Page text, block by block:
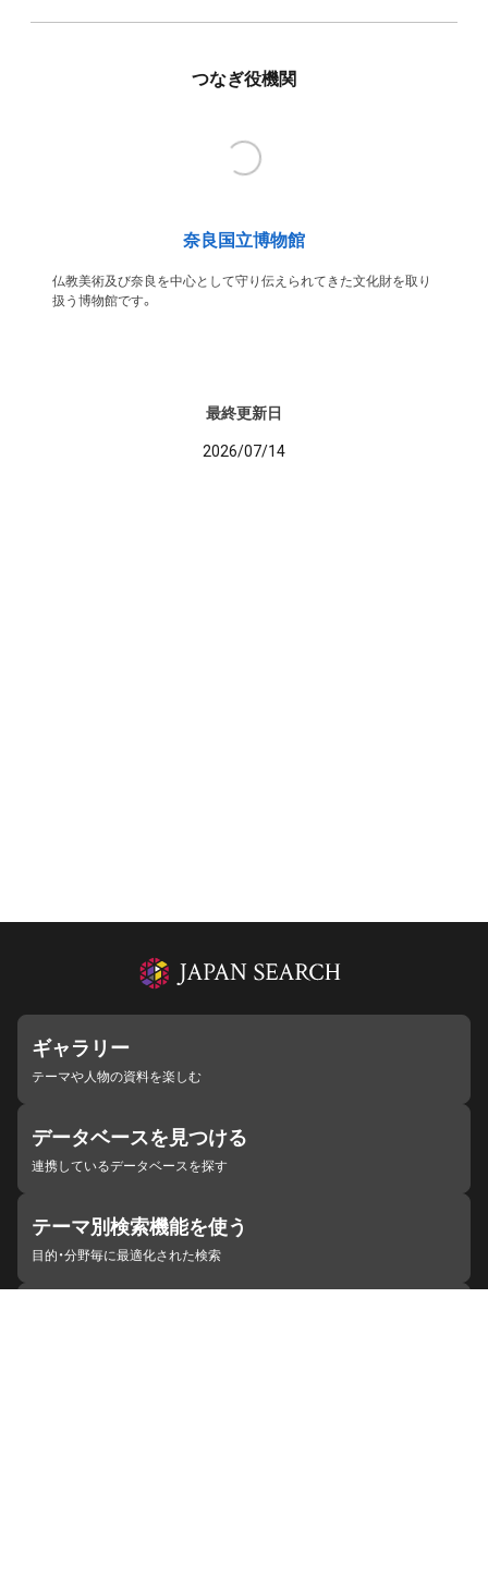
つなぎ役機関
奈良国立博物館
仏教美術及び奈良を中心として守り伝えられてきた文化財を取り
扱う博物館です。
最終更新日
2026/07/14
ギャラリー
テーマや人物の資料を楽しむ
データベースを見つける
連携しているデータベースを探す
テーマ別検索機能を使う
目的・分野毎に最適化された検索